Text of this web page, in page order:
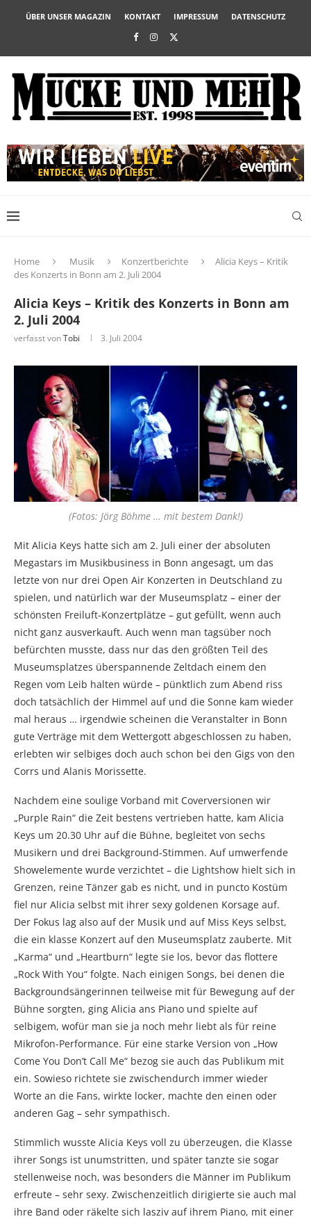
ÜBER UNSER MAGAZIN KONTAKT IMPRESSUM DATENSCHUTZ
Home Musik Konzertberichte
Alicia Keys – Kritik
des Konzerts in Bonn am 2. Juli 2004
Alicia Keys – Kritik des Konzerts in Bonn am
2. Juli 2004
verfasst vonTobi 3. Juli 2004
(Fotos: Jörg Böhme … mit bestem Dank!)
Mit Alicia Keys hatte sich am 2. Juli einer der absoluten
Megastars im Musikbusiness in Bonn angesagt, um das
letzte von nur drei Open Air Konzerten in Deutschland zu
spielen, und natürlich war der Museumsplatz – einer der
schönsten Freiluft-Konzertplätze – gut gefüllt, wenn auch
nicht ganz ausverkauft. Auch wenn man tagsüber noch
befürchten musste, dass nur das den größten Teil des
Museumsplatzes überspannende Zeltdach einem den
Regen vom Leib halten würde – pünktlich zum Abend riss
doch tatsächlich der Himmel auf und die Sonne kam wieder
mal heraus … irgendwie scheinen die Veranstalter in Bonn
gute Verträge mit dem Wettergott abgeschlossen zu haben,
erlebten wir selbiges doch auch schon bei den Gigs von den
Corrs und Alanis Morissette.
Nachdem eine soulige Vorband mit Coverversionen wir
„Purple Rain“ die Zeit bestens vertrieben hatte, kam Alicia
Keys um 20.30 Uhr auf die Bühne, begleitet von sechs
Musikern und drei Background-Stimmen. Auf umwerfende
Showelemente wurde verzichtet – die Lightshow hielt sich in
Grenzen, reine Tänzer gab es nicht, und in puncto Kostüm
fiel nur Alicia selbst mit ihrer sexy goldenen Korsage auf.
Der Fokus lag also auf der Musik und auf Miss Keys selbst,
die ein klasse Konzert auf den Museumsplatz zauberte. Mit
„Karma“ und „Heartburn“ legte sie los, bevor das flottere
„Rock With You“ folgte. Nach einigen Songs, bei denen die
Backgroundsängerinnen teilweise mit für Bewegung auf der
Bühne sorgten, ging Alicia ans Piano und spielte auf
selbigem, wofür man sie ja noch mehr liebt als für reine
Mikrofon-Performance. Für eine starke Version von „How
Come You Don’t Call Me“ bezog sie auch das Publikum mit
ein. Sowieso richtete sie zwischendurch immer wieder
Worte an die Fans, wirkte locker, machte den einen oder
anderen Gag – sehr sympathisch.
Stimmlich wusste Alicia Keys voll zu überzeugen, die Klasse
ihrer Songs ist unumstritten, und später tanzte sie sogar
stellenweise noch, was besonders die Männer im Publikum
erfreute – sehr sexy. Zwischenzeitlich dirigierte sie auch mal
ihre Band oder räkelte sich lasziv auf ihrem Piano, mit einer